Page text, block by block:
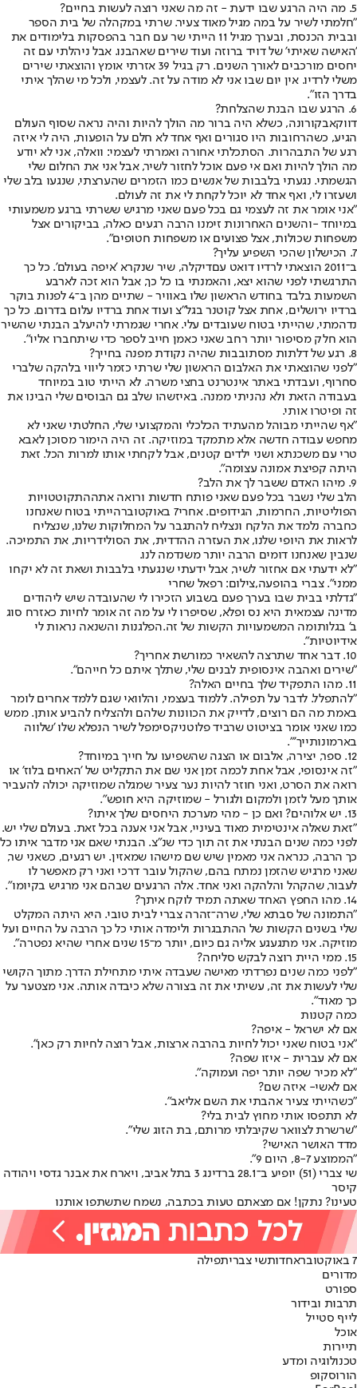
5. מה היה הרגע שבו ידעת - זה מה שאני רוצה לעשות בחיים?
"חלמתי לשיר על במה מגיל מאוד צעיר. שרתי במקהלה של בית הספר
ובבית הכנסת, ובערך מגיל 11 הייתי שר עם חבר בהפסקות בלימודים את
'האישה שאיתי' של דויד ברוזה ועוד שירים שאהבנו. אבל ניהלתי עם זה
יחסים מורכבים לאורך השנים. רק בגיל 39 אזרתי אומץ והוצאתי שירים
משלי לרדיו. אין יום שבו אני לא מודה על זה. לעצמי, ולכל מי שהלך איתי
בדרך הזו".
6. הרגע שבו הבנת שהצלחת?
דווקאבקורונה, כשלא היה ברור מה הולך להיות והיה נראה שסוף העולם
הגיע, כשהרחובות היו סגורים ואף אחד לא חלם על הופעות, היה לי איזה
רגע של התבהרות. הסתכלתי אחורה ואמרתי לעצמי: וואלה, אני לא יודע
מה הולך להיות ואם אי פעם אוכל לחזור לשיר, אבל אני את החלום שלי
הגשמתי. נגעתי בלבבות של אנשים כמו הזמרים שהערצתי, שנגעו בלב שלי
ושעזרו לי, ואף אחד לא יוכל לקחת לי את זה לעולם.
"אני אומר את זה לעצמי גם בכל פעם שאני מרגיש ששרתי ברגע משמעותי
במיוחד -והשנים האחרונות זימנו הרבה רגעים כאלה, בביקורים אצל
משפחות שכולות, אצל פצועים או משפחות חטופים".
7. הכישלון שהכי השפיע עליך?
ב־2011 הוצאתי לרדיו דואט עם
דיקלה, שיר שנקרא 'איפה בעולם'. כל כך
התרגשתי לפני שהוא יצא, והאמנתי בו כל כך, אבל הוא זכה לארבע
השמעות בלבד בחודש הראשון שלו באוויר - שתיים מהן ב־4 לפנות בוקר
ברדיו ירושלים, אחת אצל קוטנר בגל"צ ועוד אחת ברדיו עלום בדרום. כל כך
נדהמתי, שהייתי בטוח שעובדים עלי. אחרי שגמרתי להיעלב הבנתי שהשיר
הוא חלק מסיפור יותר רחב שאני כאמן חייב לספר כדי שיתחברו אליו".
8. רגע של דלתות מסתובבות שהיה נקודת מפנה בחייך?
"לפני שהוצאתי את האלבום הראשון שלי שרתי כזמר ליווי בלהקה שלברי
סחרוף, ועבדתי באתר אינטרנט בחצי משרה. לא הייתי טוב במיוחד
בעבודה הזאת ולא נהניתי ממנה. באיזשהו שלב גם הבוסים שלי הבינו את
זה ופיטרו אותי.
"אף שהייתי מבוהל מהעתיד הכלכלי והמקצועי שלי, החלטתי שאני לא
מחפש עבודה חדשה אלא מתמקד במוזיקה. זה היה הימור מסוכן לאבא
טרי עם משכנתא ושני ילדים קטנים, אבל לקחתי אותו למרות הכל. זאת
היתה קפיצת אמונה עצומה".
9. מיהו האדם ששבר לך את הלב?
הלב שלי נשבר בכל פעם שאני פותח חדשות ורואה אתההתקוטטויות
הפוליטיות, החרמות, הגידופים. אחרי7 באוקטובר
הייתי בטוח שאנחנו
כחברה נלמד את הלקח ונצליח להתגבר על המחלוקות שלנו, שנצליח
לראות את היופי שלנו, את העזרה ההדדית, את הסולידריות, את התמיכה.
שנבין שאנחנו דומים הרבה יותר משנדמה לנו.
"לא ידעתי אם אחזור לשיר, אבל ידעתי שנגעתי בלבבות ושאת זה לא יקחו
ממני". צברי בהופעה,צילום: רפאל שחרי
"גדלתי בבית שבו בערך פעם בשבוע הזכירו לי שהעובדה שיש ליהודים
מדינה עצמאית היא נס ופלא, שסיפרו לי על מה זה אומר לחיות כאזרח סוג
ב' בגלותומה המשמעויות הקשות של זה.הפלגנות והשנאה נראות לי
אידיוטיות".
10. דבר אחד שתרצה להשאיר כמורשת אחריך?
"שירים ואהבה אינסופית לבנים שלי, שתלך איתם כל חייהם".
11. מהו התפקיד שלך בחיים האלה?
"להתפלל. לדבר על תפילה. ללמוד בעצמי, והלוואי שגם ללמד אחרים לומר
באמת מה הם רוצים, לדייק את הכוונות שלהם ולהצליח להביע אותן. ממש
כמו שאני אומר בציטוט שרביד פלוטניקסימפל לשיר הנפלא שלו 'שלווה
בארמונותייך'".
12. ספר, יצירה, אלבום או הצגה שהשפיעו על חייך במיוחד?
"זה אינסופי, אבל אחת לכמה זמן אני שם את התקליט של 'האחים בלוז' או
רואה את הסרט, ואני חוזר להיות נער צעיר שמגלה שמוזיקה יכולה להעביר
אותך מעל לזמן ולמקום ולגורל - שמוזיקה היא חופש".
13. יש אלוהים? ואם כן - מהי מערכת היחסים שלך איתו?
"זאת שאלה אינטימית מאוד בעיניי, אבל אני אענה בכל זאת. בעולם שלי יש.
לפני כמה שנים הבנתי את זה תוך כדי שנ"צ. הבנתי שאם אני מדבר איתו כל
כך הרבה, כנראה אני מאמין שיש שם מישהו שמאזין. יש רגעים, כשאני שר,
שאני מרגיש שהזמן נמתח בהם, שהקול עובר דרכי ואני רק מאפשר לו
לעבור, שהקהל והלהקה ואני אחד. אלה הרגעים שבהם אני מרגיש בקיומו".
14. מהו החפץ האחד שאתה תמיד לוקח איתך?
"התמונה של סבתא שלי, שרה־זהרה צברי לבית טובי. היא היתה המקלט
שלי בשנים הקשות של ההתבגרות ולימדה אותי כל כך הרבה על החיים ועל
מוזיקה. אני מתגעגע אליה גם כיום, יותר מ־15 שנים אחרי שהיא נפטרה".
15. ממי היית רוצה לבקש סליחה?
"לפני כמה שנים נפרדתי מאישה שעבדה איתי מתחילת הדרך. מתוך הקושי
שלי לעשות את זה, עשיתי את זה בצורה שלא כיבדה אותה. אני מצטער על
כך מאוד".
כמה קטנות
אם לא ישראל - איפה?
"אני בטוח שאני יכול לחיות בהרבה ארצות, אבל רוצה לחיות רק כאן".
אם לא עברית - איזו שפה?
"לא מכיר שפה יותר יפה ועמוקה".
אם לאשי- איזה שם?
"כשהייתי צעיר אהבתי את השם אליאב".
לא תתפסו אותי מחוץ לבית בלי?
"שרשרת לצוואר שקיבלתי מרותם, בת הזוג שלי".
מדד האושר האישי?
"הממוצע 8-7, היום 9".
שי צברי (51) יופיע ב־28.1 ברדינג 3 בתל אביב, ויארח את אבנר גדסי ויהודה
קיסר
טעינו? נתקן! אם מצאתם טעות בכתבה, נשמח שתשתפו אותנו
7 באוקטובר אחדותשי צבריתפילה
מדורים
ספורט
תרבות ובידור
לייף סטייל
אוכל
תיירות
טכנולוגיה ומדע
הורוסקופ